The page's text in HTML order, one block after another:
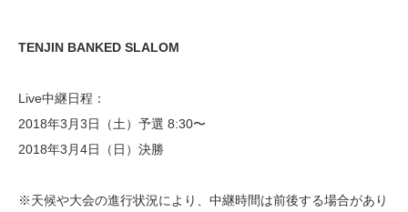
TENJIN BANKED SLALOM
Live中継日程：
2018年3月3日（土）予選 8:30〜
2018年3月4日（日）決勝
※天候や大会の進行状況により、中継時間は前後する場合があり